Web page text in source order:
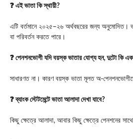
❓ এই ভাতা কি স্থায়ী?
এটি বর্তমানে ২০২৫–২৬ অর্থবছরের জন্য অনুমোদিত।
বা পরিবর্তন করতে পারে।
❓ পেনশনভোগী যদি বয়স্ক ভাতার যোগ্য হন, দুটো কি
সাধারণত না। কারণ বয়স্ক ভাতা মূলত অ-
❓ ব্যাংক স্টেটমেন্টে ভাতা আলাদা দেখা যাবে?
কিছু ক্ষেত্রে আলাদা, আবার কিছু ক্ষেত্রে পেনশনের